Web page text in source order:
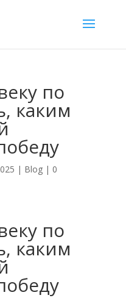
по
каким
| Blog| 0
по
каким